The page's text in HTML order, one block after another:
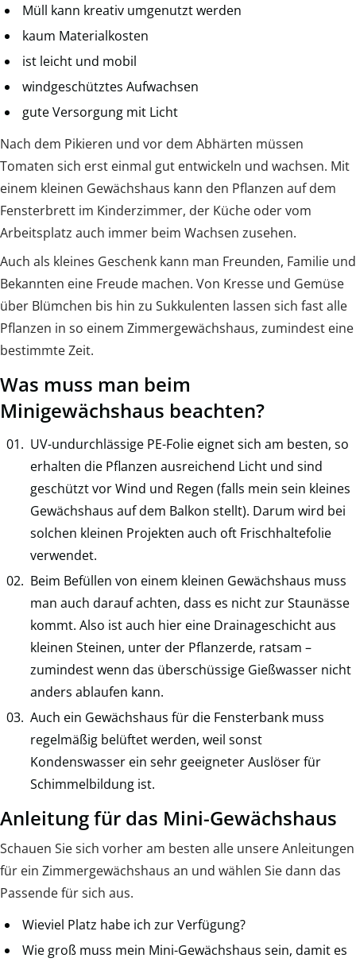
Müll kann kreativ umgenutzt werden
kaum Materialkosten
ist leicht und mobil
windgeschütztes Aufwachsen
gute Versorgung mit Licht
Nach dem Pikieren und vor dem Abhärten müssen
Tomaten sich erst einmal gut entwickeln und wachsen. Mit
einem kleinen Gewächshaus kann den Pflanzen auf dem
Fensterbrett im Kinderzimmer, der Küche oder vom
Arbeitsplatz auch immer beim Wachsen zusehen.
Auch als kleines Geschenk kann man Freunden, Familie und
Bekannten eine Freude machen. Von Kresse und Gemüse
über Blümchen bis hin zu Sukkulenten lassen sich fast alle
Pflanzen in so einem Zimmergewächshaus, zumindest eine
bestimmte Zeit.
Was muss man beim
Minigewächshaus beachten?
UV-undurchlässige PE-Folie eignet sich am besten, so
erhalten die Pflanzen ausreichend Licht und sind
geschützt vor Wind und Regen (falls mein sein kleines
Gewächshaus auf dem Balkon stellt). Darum wird bei
solchen kleinen Projekten auch oft Frischhaltefolie
verwendet.
Beim Befüllen von einem kleinen Gewächshaus muss
man auch darauf achten, dass es nicht zur Staunässe
kommt. Also ist auch hier eine Drainageschicht aus
kleinen Steinen, unter der Pflanzerde, ratsam –
zumindest wenn das überschüssige Gießwasser nicht
anders ablaufen kann.
Auch ein Gewächshaus für die Fensterbank muss
regelmäßig belüftet werden, weil sonst
Kondenswasser ein sehr geeigneter Auslöser für
Schimmelbildung ist.
Anleitung für das Mini-Gewächshaus
Schauen Sie sich vorher am besten alle unsere Anleitungen
für ein Zimmergewächshaus an und wählen Sie dann das
Passende für sich aus.
Wieviel Platz habe ich zur Verfügung?
Wie groß muss mein Mini-Gewächshaus sein, damit es